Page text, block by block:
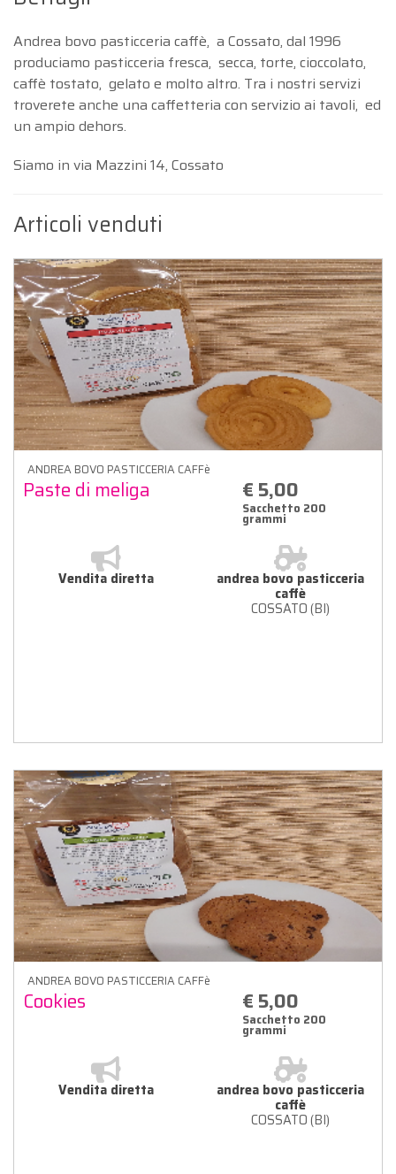
Andrea bovo pasticceria caffè, a Cossato, dal 1996
produciamo pasticceria fresca, secca, torte, cioccolato,
caffè tostato, gelato e molto altro. Tra i nostri servizi
troverete anche una caffetteria con servizio ai tavoli, ed
un ampio dehors.
Siamo in via Mazzini 14, Cossato
Articoli venduti
ANDREA BOVO PASTICCERIA CAFFè
Paste di meliga € 5,00
Sacchetto 200
grammi
Vendita diretta andrea bovo pasticceria
caffè
COSSATO (BI)
ANDREA BOVO PASTICCERIA CAFFè
Cookies € 5,00
Sacchetto 200
grammi
Vendita diretta andrea bovo pasticceria
caffè
COSSATO (BI)